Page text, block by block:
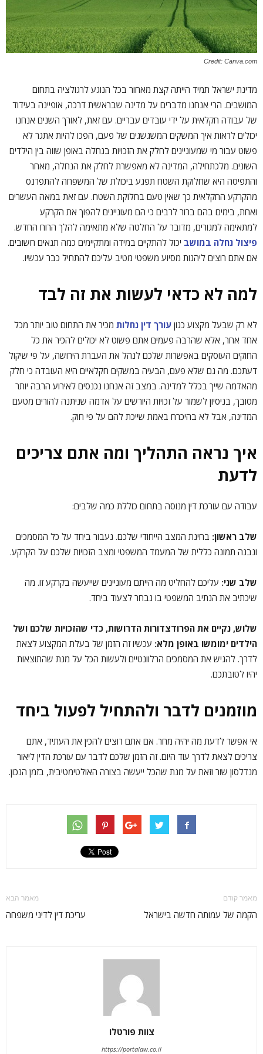
Credit: Canva.com
מדינת ישראל תמיד הייתה קצת מאחור בכל הנוגע לרגולציה בתחום
המושבים. הרי אנחנו מדברים על מדינה שבראשית דרכה, אופיינה בעידוד
של עבודה חקלאית על ידי עובדים עבריים. עם זאת, לאורך השנים אנחנו
יכולים לראות איך המשקים המשגשגים של פעם, הפכו להיות אתגר לא
פשוט עבור מי שמעוניינים לחלק את הזכויות בנחלה באופן שווה בין הילדים
השונים. מלכתחילה, המדינה לא מאפשרת לחלק את הנחלה, מאחר
והתפיסה היא שחלוקת השטח תפגע ביכולת של המשפחה להתפרנס
מהקרקע החקלאית כך שאין טעם בחלוקת השטח. עם זאת במאה העשרים
ואחת, בימים בהם ברור לרבים כי הם מעוניינים להפוך את הקרקע
למתאימה למגורים, מדובר על החלטה שלא מתאימה להלך הרוח החדש.
פיצול נחלה במושב יכול להתקיים במידה ומתקיימים כמה תנאים חשובים.
אם אתם רוצים ליהנות מסיוע משפטי מטיב עליכם להתחיל כבר עכשיו.
למה לא כדאי לעשות את זה לבד
לא רק שבעל מקצוע כגון עורך דין נחלות מכיר את התחום טוב יותר מכל
אחד אחר, אלא שהרבה פעמים אתם פשוט לא יכולים להכיר את כל
החוקים העוסקים באפשרות שלכם לנהל את העברת הירושה, על פי שיקול
דעתכם. מה גם שלא פעם, הבעיה במשקים חקלאיים היא העובדה כי חלק
מהאדמה שייך בכלל למדינה. במצב זה אנחנו נכנסים לאירוע הרבה יותר
מסובך, בניסיון לשמור על זכויות היורשים על אדמה שניתנה להורים מטעם
המדינה, אבל לא בהיכרח באמת שייכת להם על פי חוק.
איך נראה התהליך ומה אתם צריכים
לדעת
עבודה עם עורכת דין מנוסה בתחום כוללת כמה שלבים:
שלב ראשון: בחינת המצב הייחודי שלכם. נעבור ביחד על כל המסמכים
ונבנה תמונה כללית של המעמד המשפטי ומצב הזכויות שלכם על הקרקע.
שלב שני: עליכם להחליט מה הייתם מעוניינים שייעשה בקרקע זו. מה
שיכתיב את הנתיב המשפטי בו נבחר לצעוד ביחד.
שלוש, נקיים את הפרודצדורות הדרושות, כדי שהזכויות שלכם ושל
הילדים ימומשו באופן מלא: עכשיו זה הזמן של בעלת המקצוע לצאת
לדרך. להגיש את המסמכים הרלוונטיים ולעשות הכל על מנת שהתוצאות
יהיו לטובתכם.
מוזמנים לדבר ולהתחיל לפעול ביחד
אי אפשר לדעת מה יהיה מחר. אם אתם רוצים להכין את העתיד, אתם
צריכים לצאת לדרך עוד היום. זה הזמן שלכם לדבר עם עורכת הדין ליאור
מנדלסון שור וזאת על מנת שהכל ייעשה בצורה האולטימטיבית, בזמן הנכון.
מאמר קודם
הקמה של עמותה חדשה בישראל
מאמר הבא
עריכת דין לדיני משפחה
צוות פורטלו
https://portalaw.co.il